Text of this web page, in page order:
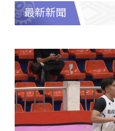
最新新聞